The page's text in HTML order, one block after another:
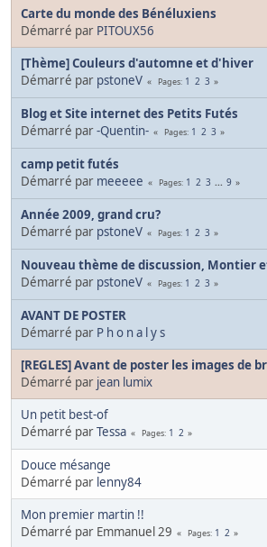
Carte du monde des Bénéluxiens
Démarré par PITOUX56
[Thème] Couleurs d'automne et d'hiver
Démarré par pstoneV Pages 1 2 3
Blog et Site internet des Petits Futés
Démarré par-Quentin- Pages 1 2 3
camp petit futés
Démarré par meeeee Pages 1 2 3 ... 9
Année 2009, grand cru?
Démarré par pstoneV Pages 1 2 3
Nouveau thème de discussion, Montier
Démarré par pstoneV Pages 1 2 3
AVANT DE POSTER
Démarré par P h o n a l y s
[REGLES] Avant de poster les images de
Démarré par jean lumix
Un petit best-of
Démarré parTessa Pages 1 2
Douce mésange
Démarré par lenny84
Mon premier martin !!
Démarré par Emmanuel 29
Pages 1 2